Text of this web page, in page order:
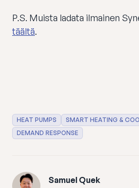
P.S. Muista ladata ilmainen
täältä.
HEAT PUMPS
SMART HEATING &
DEMAND RESPONSE
Samuel Quek